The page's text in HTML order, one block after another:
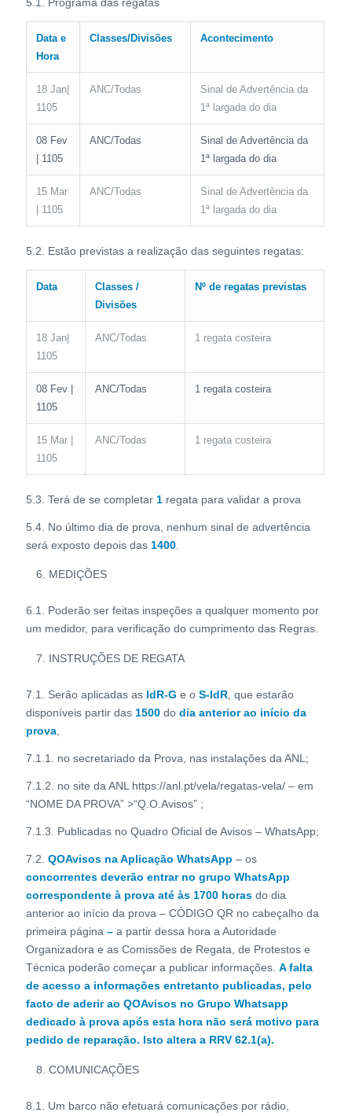
Data e
Hora
Classes/Divisões Acontecimento
18 Jan|
1105
ANC/Todas
Sinal de Advertência da
1ª largada do dia
08 Fev
| 1105
ANC/Todas
Sinal de Advertência da
1ª largada do dia
15 Mar
| 1105
ANC/Todas
Sinal de Advertência da
1ª largada do dia
5.2. Estão previstas a realização das seguintes regatas:
Data
Classes /
Divisões
Nº de regatas previstas
18 Jan|
1105
ANC/Todas 1 regata costeira
08 Fev |
1105
ANC/Todas 1 regata costeira
15 Mar |
1105
ANC/Todas 1 regata costeira
5.3. Terá de se completar 1 regata para validar a prova
5.4. No último dia de prova, nenhum sinal de advertência
será exposto depois das 1400.
MEDIÇÕES
6.1. Poderão ser feitas inspeções a qualquer momento por
um medidor, para verificação do cumprimento das Regras.
INSTRUÇÕES DE REGATA
7.1. Serão aplicadas as IdR-G e o S-IdR, que estarão
disponíveis partir das 1500 do dia anterior ao início da
prova,
7.1.1. no secretariado da Prova, nas instalações da ANL;
7.1.2. no site da ANL https://anl.pt/vela/regatas-vela/ – em
“NOME DA PROVA” >“Q.O.Avisos” ;
7.1.3. Publicadas no Quadro Oficial de Avisos – WhatsApp;
7.2. QOAvisos na Aplicação WhatsApp – os
concorrentes deverão entrar no grupo WhatsApp
correspondente à prova até às 1700 horas do dia
anterior ao início da prova – CÓDIGO QR no cabeçalho da
primeira página – a partir dessa hora a Autoridade
Organizadora e as Comissões de Regata, de Protestos e
Técnica poderão começar a publicar informações. A falta
de acesso a informações entretanto publicadas, pelo
facto de aderir ao QOAvisos no Grupo Whatsapp
dedicado à prova após esta hora não será motivo para
pedido de reparação. Isto altera a RRV 62.1(a).
COMUNICAÇÕES
8.1. Um barco não efetuará comunicações por rádio,